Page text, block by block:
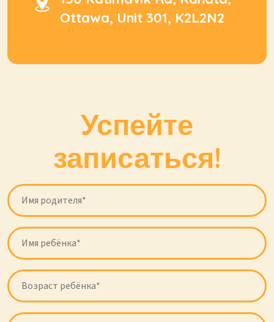
Ottawa, Unit 301, K2L2N2
Успейте
записаться!